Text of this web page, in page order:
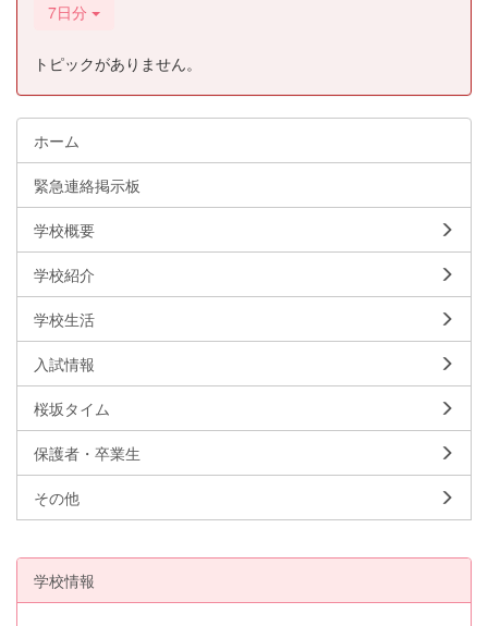
7日分
トピックがありません。
ホーム
緊急連絡掲示板
学校概要
学校紹介
学校生活
入試情報
桜坂タイム
保護者・卒業生
その他
学校情報